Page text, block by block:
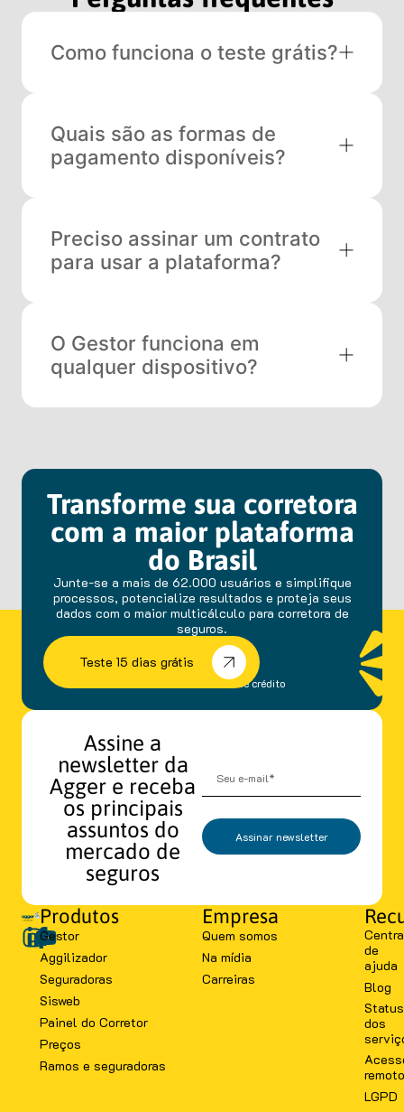
Como funciona o teste grátis?
Quais são as formas de
pagamento disponíveis?
Preciso assinar um contrato
para usar a plataforma?
O Gestor funciona em
qualquer dispositivo?
Transforme sua corretora
com a maior plataforma
do Brasil
Junte-se a mais de 62.000 usuários e simplifique
processos, potencialize resultados e proteja seus
dados com o maior multicálculo para corretora de
seguros.
Teste 15 dias grátis
sem fidelidade e cartão de crédito
Assine a
newsletter da
Agger e receba
os principais
assuntos do
mercado de
seguros
Assinar newsletter
Produtos
Gestor
Aggilizador
Seguradoras
Sisweb
Painel do Corretor
Preços
Ramos e seguradoras
Empresa
Quem somos
Na mídia
Carreiras
de
ajuda
Blog
Status
dos
remoto
LGPD